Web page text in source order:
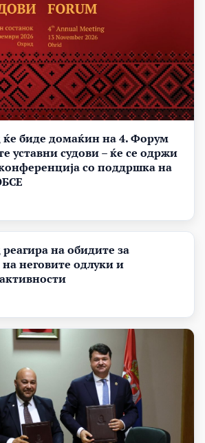
ќе биде домаќин на 4. Форум
уставни судови – ќе се одржи
со поддршка на
реагира на обидите за
неговите одлуки и